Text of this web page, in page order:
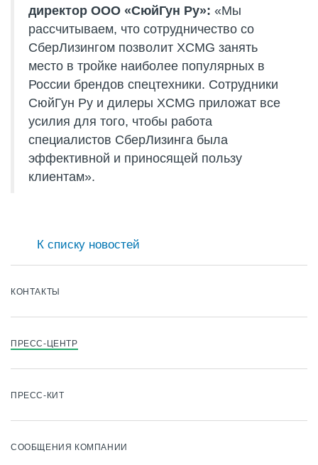
КОНТАКТЫ
ПРЕСС-ЦЕНТР
ПРЕСС-КИТ
СООБЩЕНИЯ КОМПАНИИ
директор ООО «СюйГун Ру»: «Мы
рассчитываем, что сотрудничество со
СберЛизингом позволит XCMG занять
место в тройке наиболее популярных в
России брендов спецтехники. Сотрудники
СюйГун Ру и дилеры XCMG приложат все
усилия для того, чтобы работа
специалистов СберЛизинга была
эффективной и приносящей пользу
клиентам».
К списку новостей